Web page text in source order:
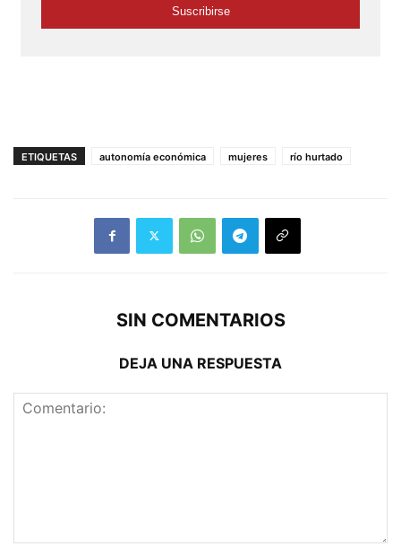
ETIQUETAS autonomía económica mujeres río hurtado
SIN COMENTARIOS
DEJA UNA RESPUESTA